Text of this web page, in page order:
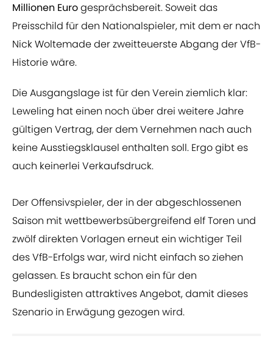
Millionen Eurogesprächsbereit. Soweit das
Preisschild für den Nationalspieler, mit dem er nach
Nick Woltemade der zweitteuerste Abgang der VfB-
Historie wäre.
Die Ausgangslage ist für den Verein ziemlich klar:
Leweling hat einen noch über drei weitere Jahre
gültigen Vertrag, der dem Vernehmen nach auch
keine Ausstiegsklausel enthalten soll. Ergo gibt es
auch keinerlei Verkaufsdruck.
Der Offensivspieler, der in der abgeschlossenen
Saison mit wettbewerbsübergreifend elf Toren und
zwölf direkten Vorlagen erneut ein wichtiger Teil
des VfB-Erfolgs war, wird nicht einfach so ziehen
gelassen. Es braucht schon ein für den
Bundesligisten attraktives Angebot, damit dieses
Szenario in Erwägung gezogen wird.